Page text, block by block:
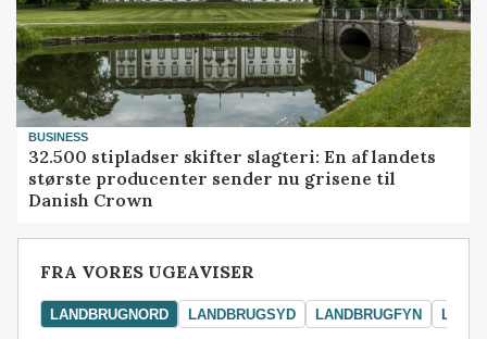
BUSINESS
32.500 stipladser skifter slagteri: En af landets
største producenter sender nu grisene til
Danish Crown
FRA VORES UGEAVISER
LANDBRUGNORD LANDBRUGSYD LANDBRUGFYN